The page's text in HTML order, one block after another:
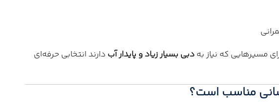
مسیرهایی که نیاز بهدبی بسیار زیاد و پایدار آب دارند انتخابی حرفه‌ای
مناسب است؟